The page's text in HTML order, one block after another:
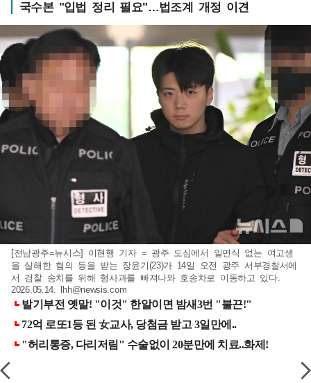
국수본 "입법 정리 필요"…법조계 개정 이견
[전남광주=뉴시스] 이현행 기자 = 광주 도심에서 일면식 없는 여고생
을 살해한 혐의 등을 받는 장윤기(23)가 14일 오전 광주 서부경찰서에
서 검찰 송치를 위해 형사과를 빠져나와 호송차로 이동하고 있다.
2026.05.14.
lhh@newsis.com